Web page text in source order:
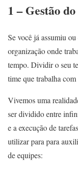
1 – Gestão
Se você já assumiu
organização onde
tempo. Dividir o seu
time que trabalha
Vivemos uma
ser dividido entre
e a execução de
utilizar para para
de equipes: